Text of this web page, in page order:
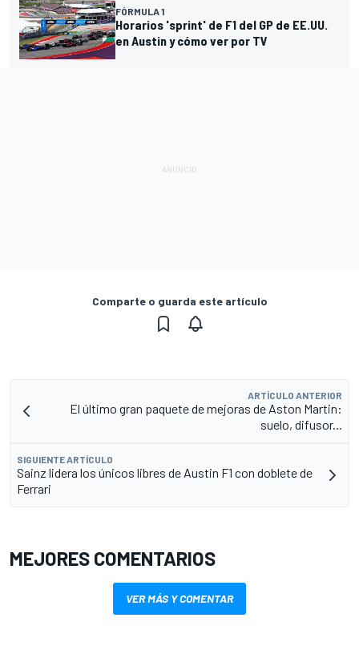
FÓRMULA 1
Horarios 'sprint' de F1 del GP de EE.UU.
en Austin y cómo ver por TV
Comparte o guarda este artículo
ARTÍCULO ANTERIOR
El último gran paquete de mejoras de Aston Martin:
suelo, difusor...
SIGUIENTE ARTÍCULO
Sainz lidera los únicos libres de Austin F1 con doblete de
Ferrari
MEJORES COMENTARIOS
VER MÁS Y COMENTAR